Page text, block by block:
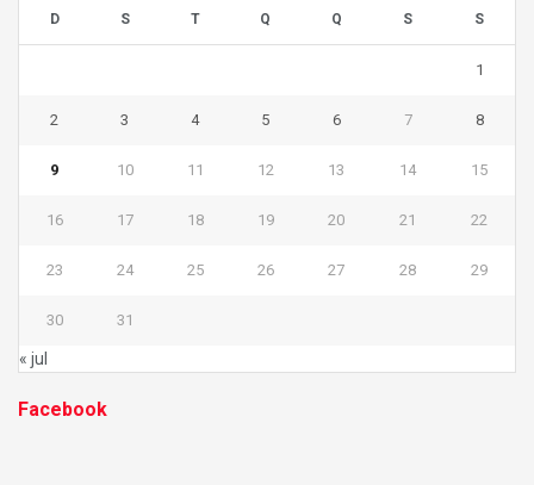
D S T Q Q S S
1
2 3 4 5 6 7 8
9 10 11 12 13 14 15
16 17 18 19 20 21 22
23 24 25 26 27 28 29
30 31
« jul
Facebook